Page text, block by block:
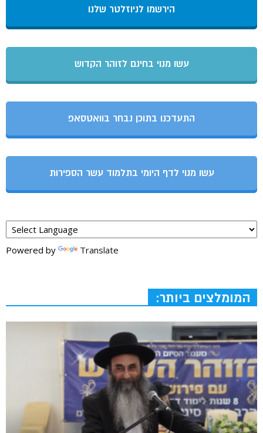
הירשמו לניוזלטר שלנו
עשו מנוי בחינם לזוהר הקדוש
התעדכנו בתוכן נבחר בוואטסאפ
עשו מנוי לדף היומי בתלמוד עשר הספירות
Powered by Translate
המומלצים ביותר: